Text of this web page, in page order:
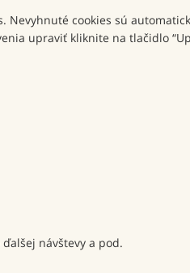
Nevyhnuté cookies sú
upraviť kliknite na tlačidlo
návštevy a pod.